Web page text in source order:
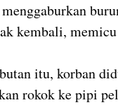
kembali,
itu, korban
rokok ke pipi